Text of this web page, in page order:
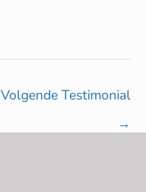
Volgende Testimonial
→